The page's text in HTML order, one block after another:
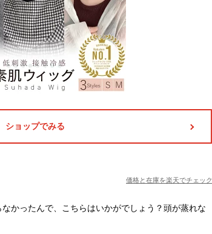
ショップでみる
価格と在庫を楽天でチェック
かったんで、こちらはいかがでしょう？頭が蒸れな